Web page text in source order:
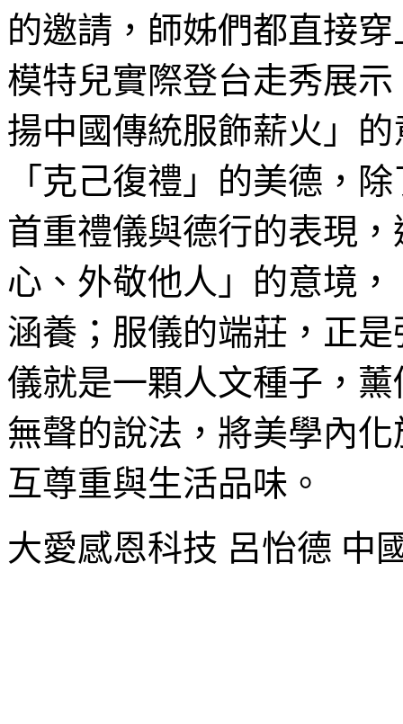
的邀請，師姊們都直接
模特兒實際登台走秀展
揚中國傳統服飾薪火」
「克己復禮」的美德，
首重禮儀與德行的表現
心、外敬他人」的意境
涵養；服儀的端莊，正
儀就是一顆人文種子，
無聲的說法，將美學內
互尊重與生活品味。
大愛感恩科技 呂怡德 中